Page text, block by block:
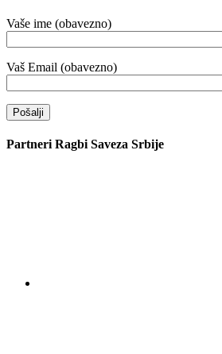
Vaše ime (obavezno)
Vaš Email (obavezno)
Partneri Ragbi Saveza Srbije